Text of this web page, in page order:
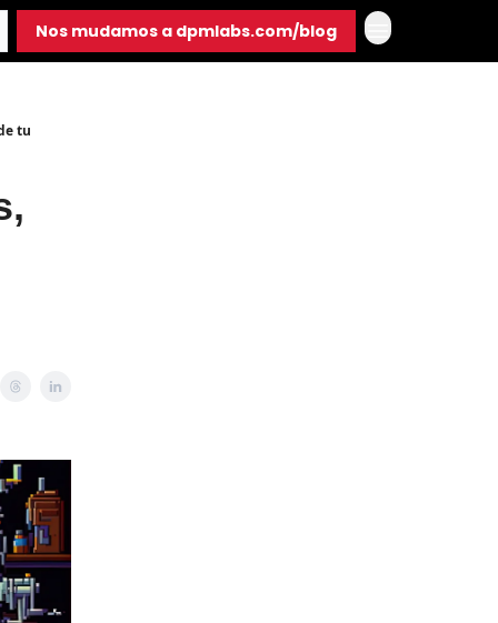
Nos mudamos a dpmlabs.com/blog
tu